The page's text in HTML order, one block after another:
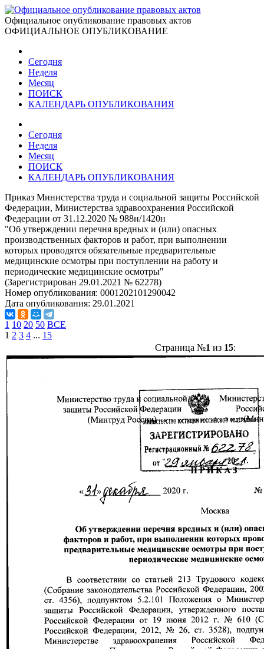
Официальное опубликование правовых актов
ОФИЦИАЛЬНОЕ ОПУБЛИКОВАНИЕ
Сегодня
Неделя
Месяц
ПОИСК
КАЛЕНДАРЬ ОПУБЛИКОВАНИЯ
Сегодня
Неделя
Месяц
ПОИСК
КАЛЕНДАРЬ ОПУБЛИКОВАНИЯ
Приказ Министерства труда и социальной защиты Российской
Федерации, Министерства здравоохранения Российской
Федерации от 31.12.2020 № 988н/1420н
"Об утверждении перечня вредных и (или) опасных
производственных факторов и работ, при выполнении
которых проводятся обязательные предварительные
медицинские осмотры при поступлении на работу и
периодические медицинские осмотры"
(Зарегистрирован 29.01.2021 № 62278)
Номер опубликования: 0001202101290042
Дата опубликования: 29.01.2021
1 10 20 50 ВСЕ
1 2 3 4 ... 15
Страница №1 из 15: